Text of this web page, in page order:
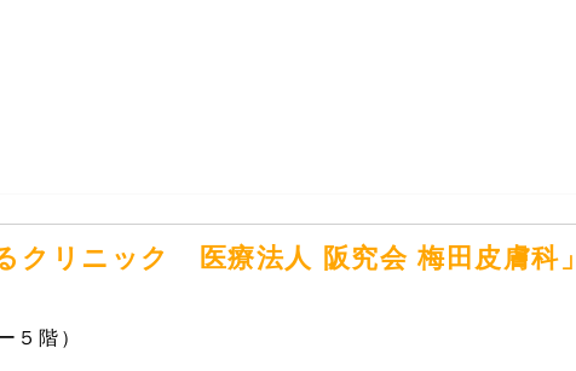
クリニック 医療法人 阪究会 梅田皮膚科」
５階）